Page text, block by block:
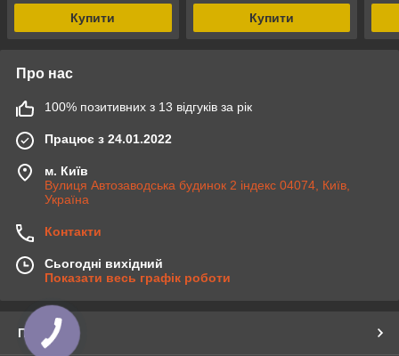
Купити Купити
Про нас
100% позитивних з 13 відгуків за рік
Працює з 24.01.2022
м. Київ
Вулиця Автозаводська будинок 2 індекс 04074, Київ,
Україна
Контакти
Сьогодні вихідний
Показати весь графік роботи
Про нас